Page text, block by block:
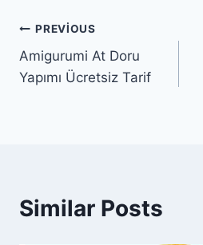
Yazı
gezinmesi
PREVIOUS
Amigurumi At Doru
Yapımı Ücretsiz Tarif
Similar Posts